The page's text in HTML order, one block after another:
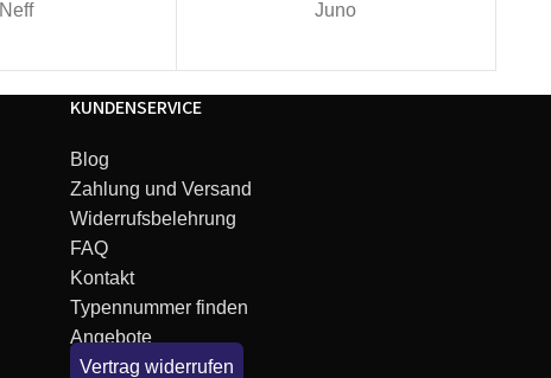
Neff Juno
KUNDENSERVICE
Blog
Zahlung und Versand
Widerrufsbelehrung
FAQ
Kontakt
Typennummer finden
Angebote
Vertrag widerrufen